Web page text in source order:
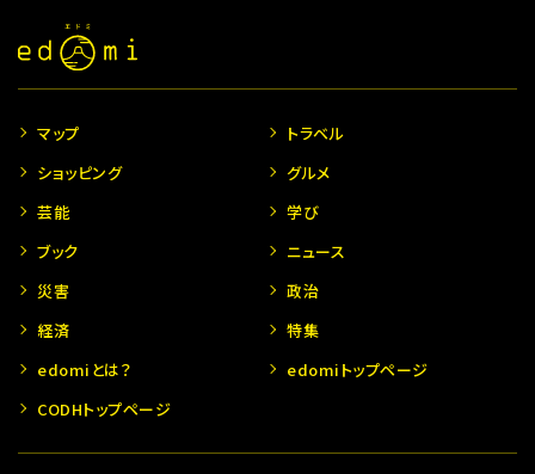
マップ
トラベル
ショッピング
グルメ
芸能
学び
ブック
ニュース
災害
政治
経済
特集
edomiとは？
edomiトップページ
CODHトップページ